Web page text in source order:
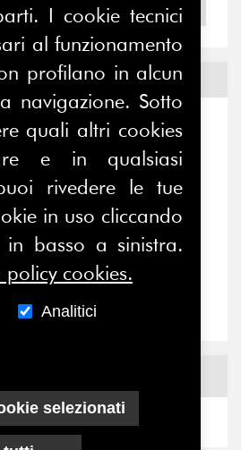
2004
edEventi
-Eventi
pausa estiva,
dopo la
la...
I cookie tecnici
al funzionamento
profilano in alcun
navigazione. Sotto
quali altri cookies
e in qualsiasi
rivedere le tue
in uso cliccando
in basso a sinistra.
cookies.
Analitici
selezionati